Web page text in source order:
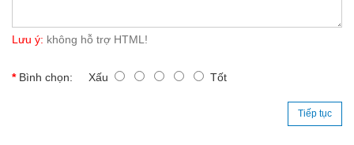
Lưu ý: không hỗ trợ HTML!
Bình chọn: Xấu Tốt
Tiếp tục